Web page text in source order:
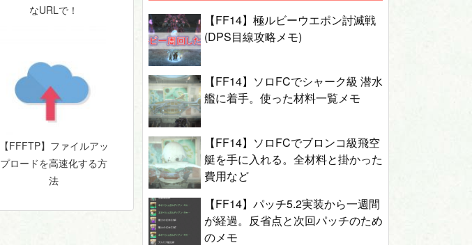
なURLで！
【FFFTP】ファイルアッ
プロードを高速化する方
法
【FF14】極ルビーウエポン討滅戦
(DPS目線攻略メモ)
【FF14】ソロFCでシャーク級 潜水
艦に着手。使った材料一覧メモ
【FF14】ソロFCでブロンコ級飛空
艇を手に入れる。全材料と掛かった
費用など
【FF14】パッチ5.2実装から一週間
が経過。反省点と次回パッチのため
のメモ